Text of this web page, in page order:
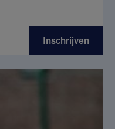
Inschrijven